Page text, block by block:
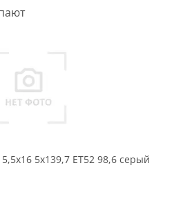
5x139,7 ET52 98,6 серый